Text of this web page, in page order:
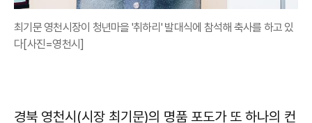
최기문 영천시장이 청년마을 '취하리' 발대식에 참석해 축사를 하고 있
다[사진=영천시]
경북 영천시(시장 최기문)의 명품 포도가 또 하나의 컨